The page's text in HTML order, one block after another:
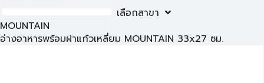
เลือกสาขา
MOUNTAIN
อ่างอาหารพร้อมฝาแก้วเหลี่ยม MOUNTAIN 33x27 ซม.